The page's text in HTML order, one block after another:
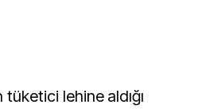
tüketici lehine aldığı